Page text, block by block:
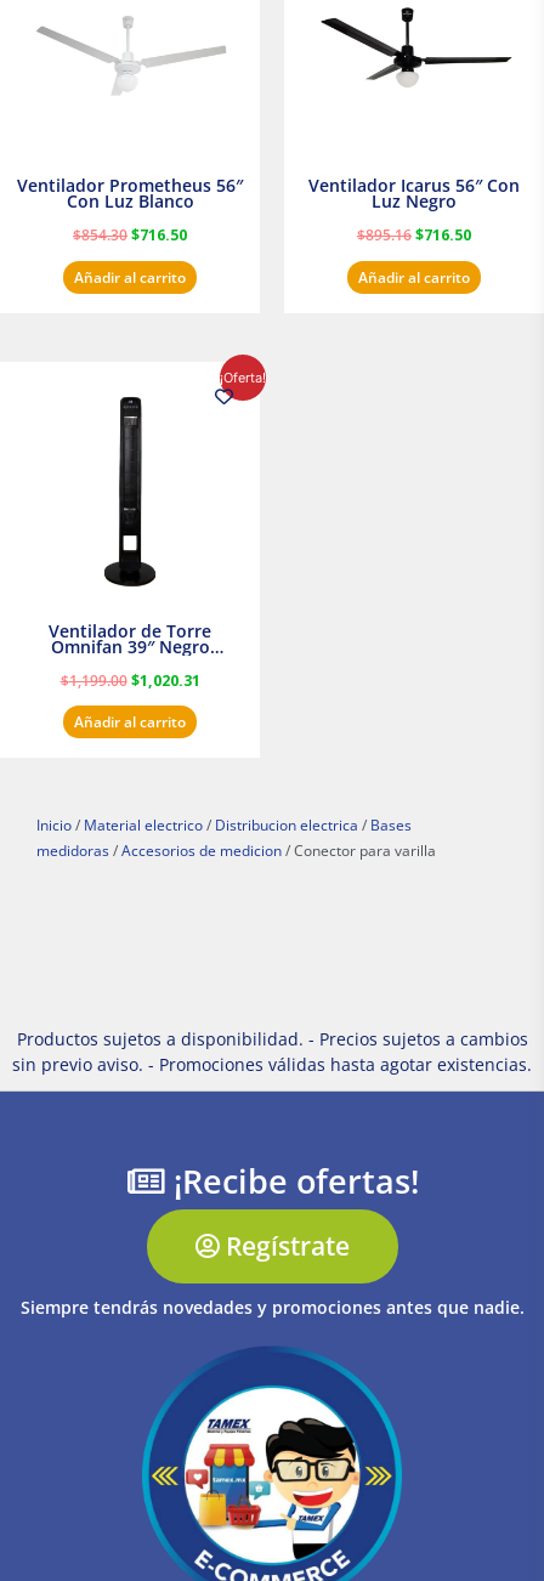
Ventilador Prometheus 56″
Con Luz Blanco
$854.30$716.50
Añadir al carrito
Ventilador Icarus 56″ Con
Luz Negro
$895.16$716.50
Añadir al carrito
¡Oferta!
Ventilador de Torre
Omnifan 39″ Negro
$1,199.00
original
era:
$1,020.31
precio
actual
Añadir al carrito
Inicio / Material electrico / Distribucion electrica / Bases
medidoras / Accesorios de medicion / Conector para varilla
Productos sujetos a disponibilidad. - Precios sujetos a cambios
sin previo aviso. - Promociones válidas hasta agotar existencias.
¡Recibe ofertas!
Regístrate
Siempre tendrás novedades y promociones antes que nadie.